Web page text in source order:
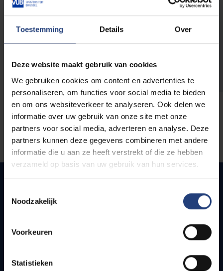
Toestemming Details Over
Deze website maakt gebruik van cookies
We gebruiken cookies om content en advertenties te
personaliseren, om functies voor social media te bieden
en om ons websiteverkeer te analyseren. Ook delen we
informatie over uw gebruik van onze site met onze
partners voor social media, adverteren en analyse. Deze
partners kunnen deze gegevens combineren met andere
informatie die u aan ze heeft verstrekt of die ze hebben
verzameld op basis van uw gebruik van hun services.
Noodzakelijk
Voorkeuren
Statistieken
The full URL of the page where you encountered the error.
Quick links
How to get to the VUB campuses